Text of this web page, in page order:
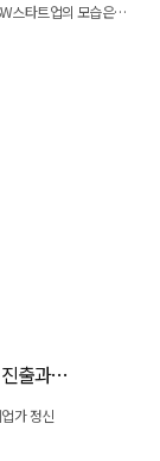
스타트업의 모습은
안은 없는지
출과
가 정신